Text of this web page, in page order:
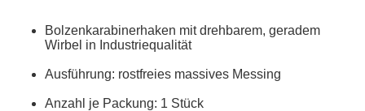
Bolzenkarabinerhaken mit drehbarem, geradem
Wirbel in Industriequalität
Ausführung: rostfreies massives Messing
Anzahl je Packung: 1 Stück